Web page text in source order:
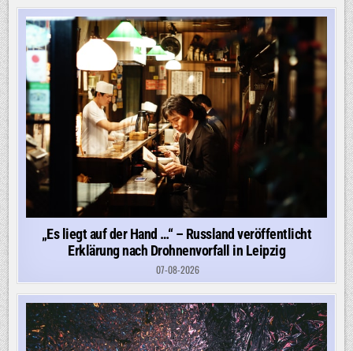
„Es liegt auf der Hand …“ – Russland veröffentlicht
Erklärung nach Drohnenvorfall in Leipzig
07-08-2026